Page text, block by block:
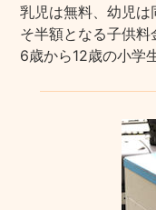
乳児は無料、幼児は
そ半額となる子供
6歳から12歳の小学